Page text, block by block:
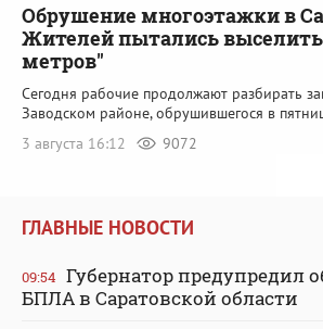
Обрушение многоэтажки в
Жителей пытались
метров"
Сегодня рабочие продолжают разбирать
Заводском районе, обрушившегося в
3 августа 16:12
9072
ГЛАВНЫЕ НОВОСТИ
09:54 Губернатор предупредил
БПЛА в Саратовской области